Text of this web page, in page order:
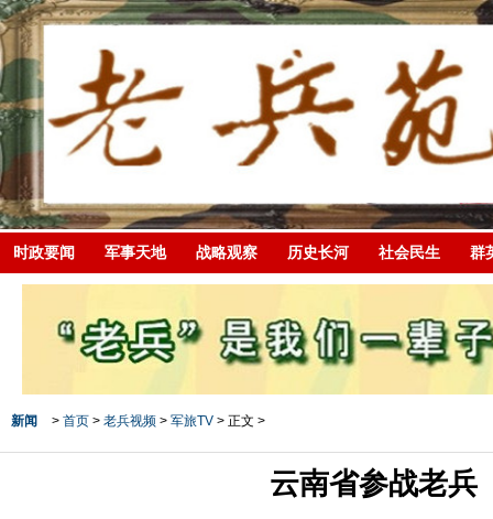
时政要闻 军事天地 战略观察 历史长河 社会民生 群
新闻 > 首页 > 老兵视频 > 军旅TV > 正文 >
云南省参战老兵